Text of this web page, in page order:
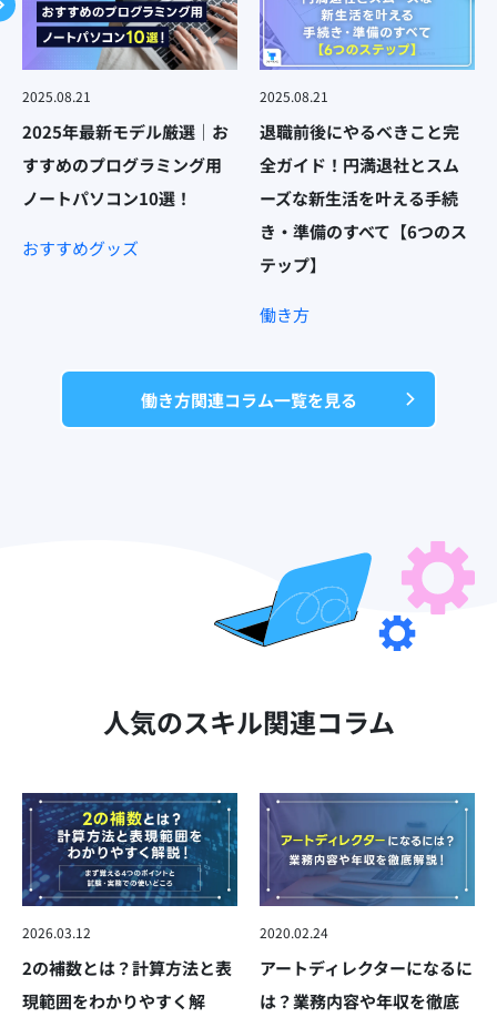
2025.08.21
2025年最新モデル厳選｜お
すすめのプログラミング用
ノートパソコン10選！
おすすめグッズ
2025.08.21
退職前後にやるべきこと完
全ガイド！円満退社とスム
ーズな新生活を叶える手続
き・準備のすべて【6つのス
テップ】
働き方
働き方関連コラム一覧を見る
人気のスキル関連コラム
2026.03.12
2の補数とは？計算方法と表
現範囲をわかりやすく解
2020.02.24
アートディレクターになるに
は？業務内容や年収を徹底